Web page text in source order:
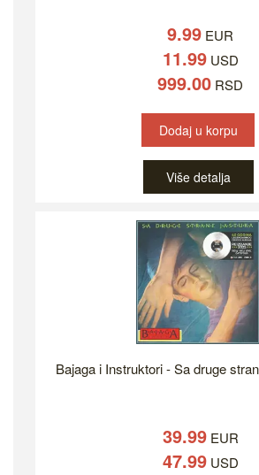
9.99 EUR
11.99USD
999.00 RSD
Dodaj u korpu
Više detalja
Bajaga i Instruktori - Sa druge
39.99EUR
47.99USD